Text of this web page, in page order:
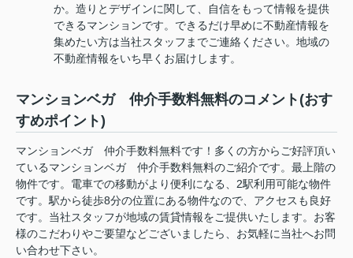
か。造りとデザインに関して、自信をもって情報を提供
できるマンションです。できるだけ早めに不動産情報を
集めたい方は当社スタッフまでご連絡ください。地域の
不動産情報をいち早くお届けします。
マンションベガ 仲介手数料無料のコメント(おす
すめポイント)
マンションベガ 仲介手数料無料です！多くの方からご好評頂い
ているマンションベガ 仲介手数料無料のご紹介です。最上階の
物件です。電車での移動がより便利になる、2駅利用可能な物件
です。駅から徒歩8分の位置にある物件なので、アクセスも良好
です。当社スタッフが地域の賃貸情報をご提供いたします。お客
様のこだわりやご要望などございましたら、お気軽に当社へお問
い合わせ下さい。